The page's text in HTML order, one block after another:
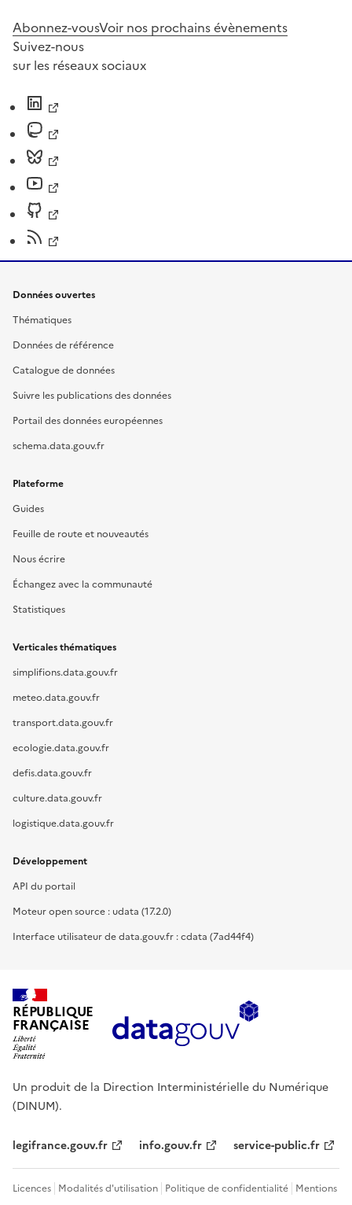
Abonnez-vousVoir nos prochains évènements
Suivez-nous
sur les réseaux sociaux
Données ouvertes
Thématiques
Données de référence
Catalogue de données
Suivre les publications des données
Portail des données européennes
schema.data.gouv.fr
Plateforme
Guides
Feuille de route et nouveautés
Nous écrire
Échangez avec la communauté
Statistiques
Verticales thématiques
simplifions.data.gouv.fr
meteo.data.gouv.fr
transport.data.gouv.fr
ecologie.data.gouv.fr
defis.data.gouv.fr
culture.data.gouv.fr
logistique.data.gouv.fr
Développement
API du portail
Moteur open source : udata (17.2.0)
Interface utilisateur de data.gouv.fr : cdata (7ad44f4)
RÉPUBLIQUE
FRANÇAISE
Un produit de la Direction Interministérielle du Numérique
(DINUM).
legifrance.gouv.fr info.gouv.fr service-public.fr
Licences Modalités d'utilisation Politique de confidentialité Mentions